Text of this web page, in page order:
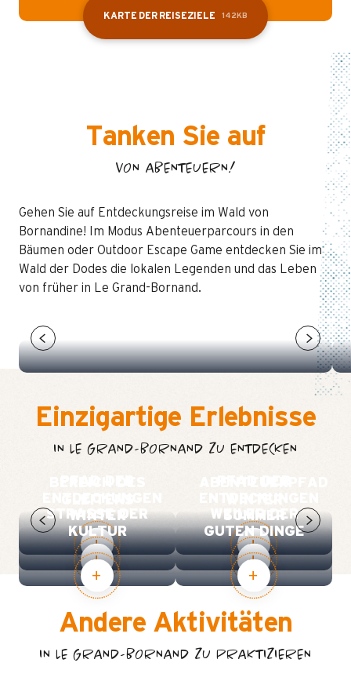
KARTE DER REISEZIELE 142KB
Tanken Sie auf
VON ABENTEUERN!
Gehen Sie auf Entdeckungsreise im Wald von
Bornandine! Im Modus Abenteuerparcours in den
Bäumen oder Outdoor Escape Game entdecken Sie im
Wald der Dodes die lokalen Legenden und das Leben
von früher in Le Grand-Bornand.
Einzigartige Erlebnisse
IN LE GRAND-BORNAND ZU ENTDECKEN
WINTER
SOMMER
STRASSE DER K
ULTUR
WEILER DER
GUTEN DINGE
Andere Aktivitäten
IN LE GRAND-BORNAND ZU PRAKTIZIEREN